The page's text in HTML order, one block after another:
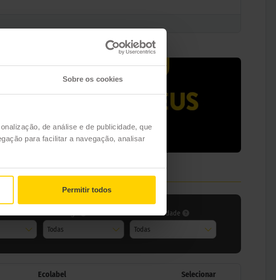
Sobre os cookies
de análise e de publicidade, que
para facilitar a navegação, analisar
Permitir todos
Índice carga
Todas
Índice velocidade
Todas
Ecolabel Selecionar